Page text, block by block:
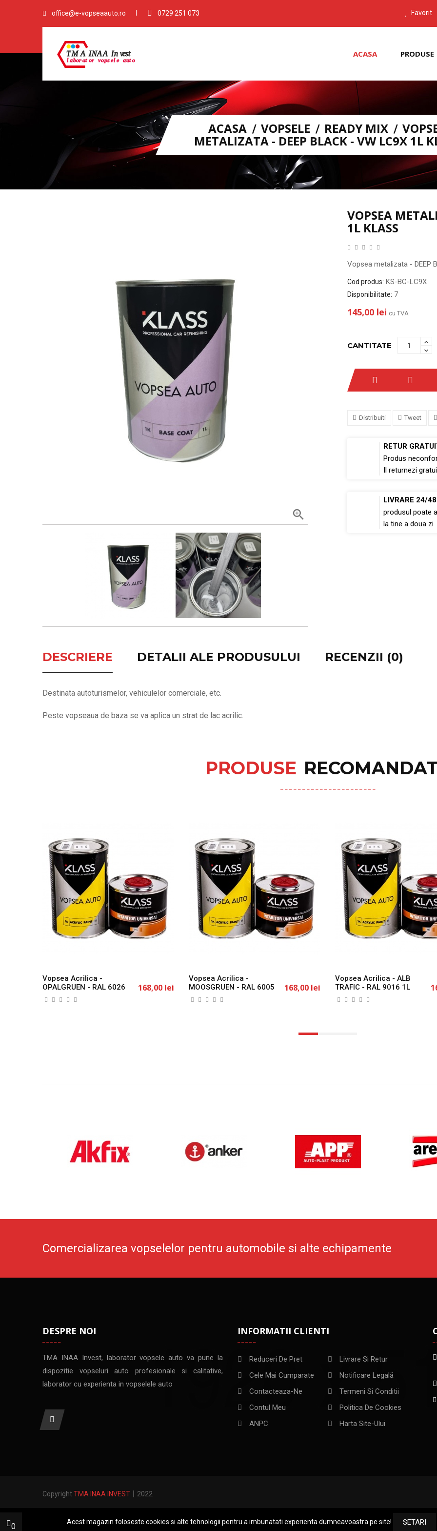
office@e-vopseaauto.ro 0729 251 073 Favorit
ACASA PRODUSE
ACASA VOPSELE READY MIX
METALIZATA - DEEP BLACK - VW LC9X 1L

VOPSEA
1L KLASS
Vopsea metalizata - DEEP
Cod produs: KS-BC-LC9X
Disponibilitate: 7
145,00 lei cu TVA
CANTITATE
Distribuiti Tweet
RETUR
Produs
Il returnezi
LIVRARE 24/
produsul poate
la tine a doua zi
DESCRIERE DETALII ALE PRODUSULUI RECENZII (0)
Destinata autoturismelor, vehiculelor comerciale, etc.
Peste vopseaua de baza se va aplica un strat de lac acrilic.
PRODUSE
Vopsea Acrilica -
OPALGRUEN - RAL 6026
1L KLASS
168,00 lei
Vopsea Acrilica -
MOOSGRUEN - RAL 6005
1L KLASS
168,00 lei
Vopsea Acrilica - ALB
TRAFIC - RAL 9016 1L
KLASS
Comercializarea vopselelor pentru automobile si alte echipamente
DESPRE NOI
TMA INAA Invest, laborator vopsele auto va pune la
dispozitie vopseluri auto profesionale si calitative,
laborator cu experienta in vopselele auto
INFORMATII CLIENTI
Reduceri De Pret
Cele Mai Cumparate
Contacteaza-Ne
Contul Meu
ANPC
Livrare Si Retur
Notificare Legală
Termeni Si Conditii
Politica De Cookies
Harta Site-Ului
CopyrightTMA INAA INVEST 2022
Acest magazin foloseste cookies si alte tehnologii pentru a imbunatati experienta dumneavoastra pe site! SETARI
0